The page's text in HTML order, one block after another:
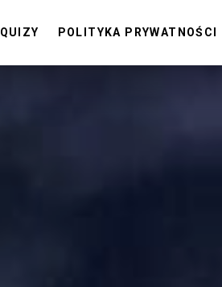
QUIZY POLITYKA PRYWATNOŚCI